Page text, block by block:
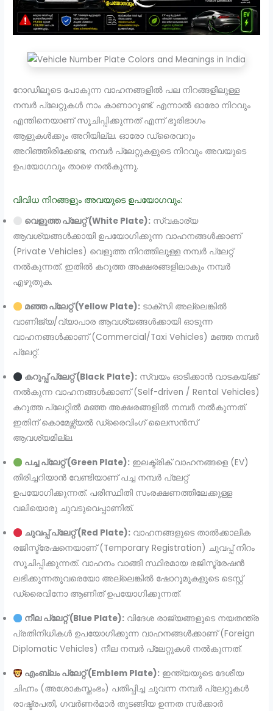
റോഡിലൂടെ പോകുന്ന വാഹനങ്ങളിൽ പല നിറങ്ങളിലുള്ള
നമ്പർ പ്ലേറ്റുകൾ നാം കാണാറുണ്ട്. എന്നാൽ ഓരോ നിറവും
എന്തിനെയാണ് സൂചിപ്പിക്കുന്നത് എന്ന് ഭൂരിഭാഗം
ആളുകൾക്കും അറിയില്ല. ഓരോ ഡ്രൈവറും
അറിഞ്ഞിരിക്കേണ്ട, നമ്പർ പ്ലേറ്റുകളുടെ നിറവും അവയുടെ
ഉപയോഗവും താഴെ നൽകുന്നു.
വിവിധ നിറങ്ങളും അവയുടെ ഉപയോഗവും:
വെളുത്ത പ്ലേറ്റ് (White Plate):സ്വകാര്യ
ആവശ്യങ്ങൾക്കായി ഉപയോഗിക്കുന്ന വാഹനങ്ങൾക്കാണ്
(Private Vehicles) വെളുത്ത നിറത്തിലുള്ള നമ്പർ പ്ലേറ്റ്
നൽകുന്നത്. ഇതിൽ കറുത്ത അക്ഷരങ്ങളിലാകും നമ്പർ
എഴുതുക.
മഞ്ഞ പ്ലേറ്റ് (Yellow Plate):ടാക്സി അല്ലെങ്കിൽ
വാണിജ്യ/വ്യാപാര ആവശ്യങ്ങൾക്കായി ഓടുന്ന
വാഹനങ്ങൾക്കാണ് (Commercial/Taxi Vehicles) മഞ്ഞ നമ്പർ
പ്ലേറ്റ്.
കറുപ്പ് പ്ലേറ്റ് (Black Plate):സ്വയം ഓടിക്കാൻ വാടകയ്ക്ക്
നൽകുന്ന വാഹനങ്ങൾക്കാണ് (Self-driven / Rental Vehicles)
കറുത്ത പ്ലേറ്റിൽ മഞ്ഞ അക്ഷരങ്ങളിൽ നമ്പർ നൽകുന്നത്.
ഇതിന് കൊമേഴ്സ്യൽ ഡ്രൈവിംഗ് ലൈസൻസ്
ആവശ്യമില്ല.
പച്ച പ്ലേറ്റ് (Green Plate):ഇലക്ട്രിക് വാഹനങ്ങളെ (EV)
തിരിച്ചറിയാൻ വേണ്ടിയാണ് പച്ച നമ്പർ പ്ലേറ്റ്
ഉപയോഗിക്കുന്നത്. പരിസ്ഥിതി സംരക്ഷണത്തിലേക്കുള്ള
വലിയൊരു ചുവടുവെപ്പാണിത്.
ചുവപ്പ് പ്ലേറ്റ് (Red Plate):വാഹനങ്ങളുടെ താൽക്കാലിക
രജിസ്ട്രേഷനെയാണ് (Temporary Registration) ചുവപ്പ് നിറം
സൂചിപ്പിക്കുന്നത്. വാഹനം വാങ്ങി സ്ഥിരമായ രജിസ്ട്രേഷൻ
ലഭിക്കുന്നതുവരെയോ അല്ലെങ്കിൽ ഷോറൂമുകളുടെ ടെസ്റ്റ്
ഡ്രൈവിനോ ആണിത് ഉപയോഗിക്കുന്നത്.
നീല പ്ലേറ്റ് (Blue Plate):വിദേശ രാജ്യങ്ങളുടെ നയതന്ത്ര
പ്രതിനിധികൾ ഉപയോഗിക്കുന്ന വാഹനങ്ങൾക്കാണ് (Foreign
Diplomatic Vehicles) നീല നമ്പർ പ്ലേറ്റുകൾ നൽകുന്നത്.
എംബ്ലം പ്ലേറ്റ് (Emblem Plate):ഇന്ത്യയുടെ ദേശീയ
ചിഹ്നം (അശോകസ്തംഭം) പതിപ്പിച്ച ചുവന്ന നമ്പർ പ്ലേറ്റുകൾ
രാഷ്ട്രപതി, ഗവർണർമാർ തുടങ്ങിയ ഉന്നത സർക്കാർ